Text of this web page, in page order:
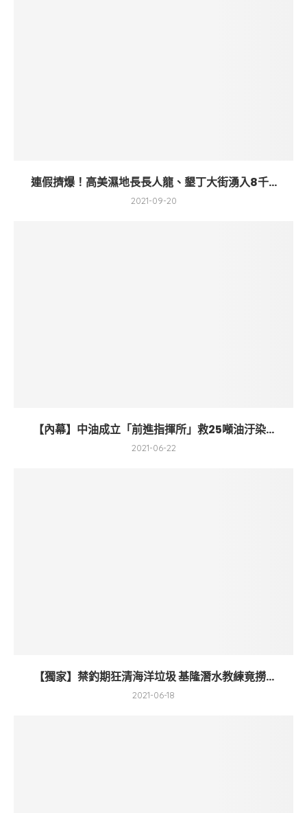
連假擠爆！高美濕地長長人龍、墾丁大街湧入8千...
2021-09-20
【內幕】中油成立「前進指揮所」救25噸油汙染...
2021-06-22
【獨家】禁釣期狂清海洋垃圾 基隆潛水教練竟撈...
2021-06-18